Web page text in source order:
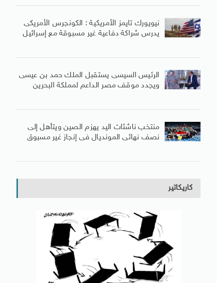
نيويورك تايمز الأمريكية : الكونجرس الأمريكى
يدرس شراكة دفاعية غير مسبوقة مع إسرائيل
الرئيس السيسى يستقبل الملك حمد بن عيسى
ويجدد موقف مصر الداعم لمملكة البحرين
منتخب ناشئات اليد يهزم الصين ويتأهل إلى
نصف نهائى المونديال فى إنجاز غير مسبوق
كاريكاتير